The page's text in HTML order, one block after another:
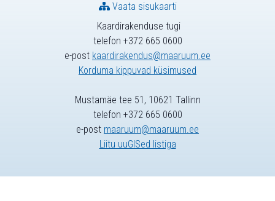
Kaardirakenduse tugi
telefon +372 665 0600
e-post kaardirakendus@maaruum.ee
Korduma kippuvad küsimused
Vaata sisukaarti
Mustamäe tee 51, 10621 Tallinn
telefon +372 665 0600
e-post maaruum@maaruum.ee
Liitu uuGISed listiga